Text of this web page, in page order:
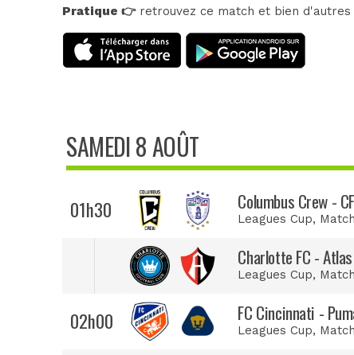
Pratique 👉retrouvez ce match et bien d'autres
SAMEDI 8 AOÛT
01h30 Columbus Crew -
Leagues Cup,
Charlotte FC - Atlas
Leagues Cup,
02h00 FC Cincinnati -
Leagues Cup,